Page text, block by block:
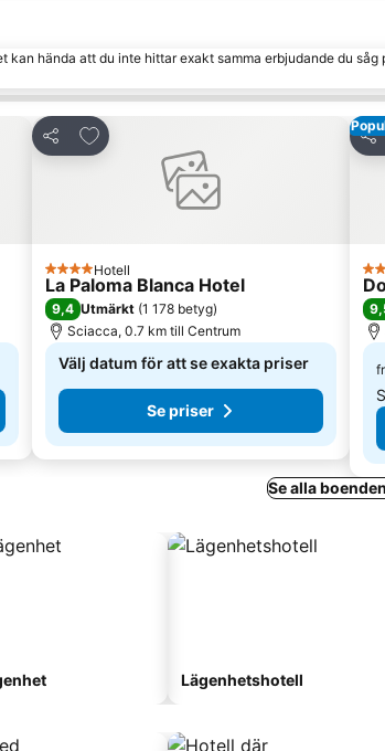
hända att du inte hittar exakt samma erbjudande du såg
Dela
Lägg till i Mina Favoriter
4 Stjärnor
Hotell
La Paloma Blanca Hotel
9,4 Utmärkt (1 178 betyg)
Sciacca, 0.7 km till Centrum
Välj datum för att se exakta priser
Se priser
Dela
3
Se alla
Lägenhetshotell